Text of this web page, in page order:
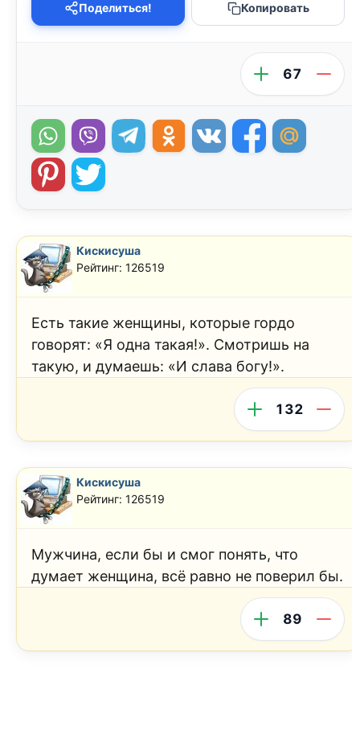
Поделиться! Копировать
67
Кискисуша
Рейтинг: 126519
Есть такие женщины, которые гордо
говорят: «Я одна такая!». Смотришь на
такую, и думаешь: «И слава богу!».
132
Кискисуша
Рейтинг: 126519
Мужчина, если бы и смог понять, что
думает женщина, всё равно не поверил бы.
89